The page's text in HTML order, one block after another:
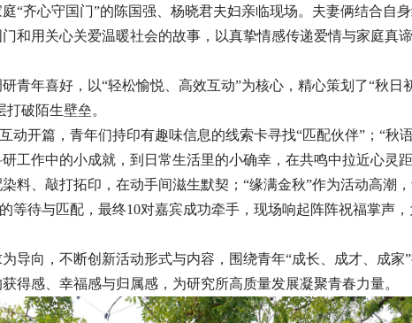
“齐心守国门”的陈国强、杨晓君夫妇亲临现场。夫妻俩结合自
和用关心关爱温暖社会的故事，以真挚情感传递爱情与家庭真
青年喜好，以“轻松愉悦、高效互动”为核心，精心策划了“秋日
破陌生壁垒。
动开篇，青年们持印有趣味信息的线索卡寻找“匹配伙伴”；“秋
研工作中的小成就，到日常生活里的小确幸，在共鸣中拉近心灵
料、敲打拓印，在动手间滋生默契；“缘满金秋”作为活动高潮
等待与匹配，最终10对嘉宾成功牵手，现场响起阵阵祝福掌声
导向，不断创新活动形式与内容，围绕青年“成长、成才、成家
得感、幸福感与归属感，为研究所高质量发展凝聚青春力量。